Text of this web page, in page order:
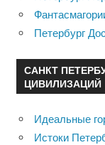
Петербург
САНКТ
ЦИВИЛИЗАЦИЙ
Идеальные
Истоки